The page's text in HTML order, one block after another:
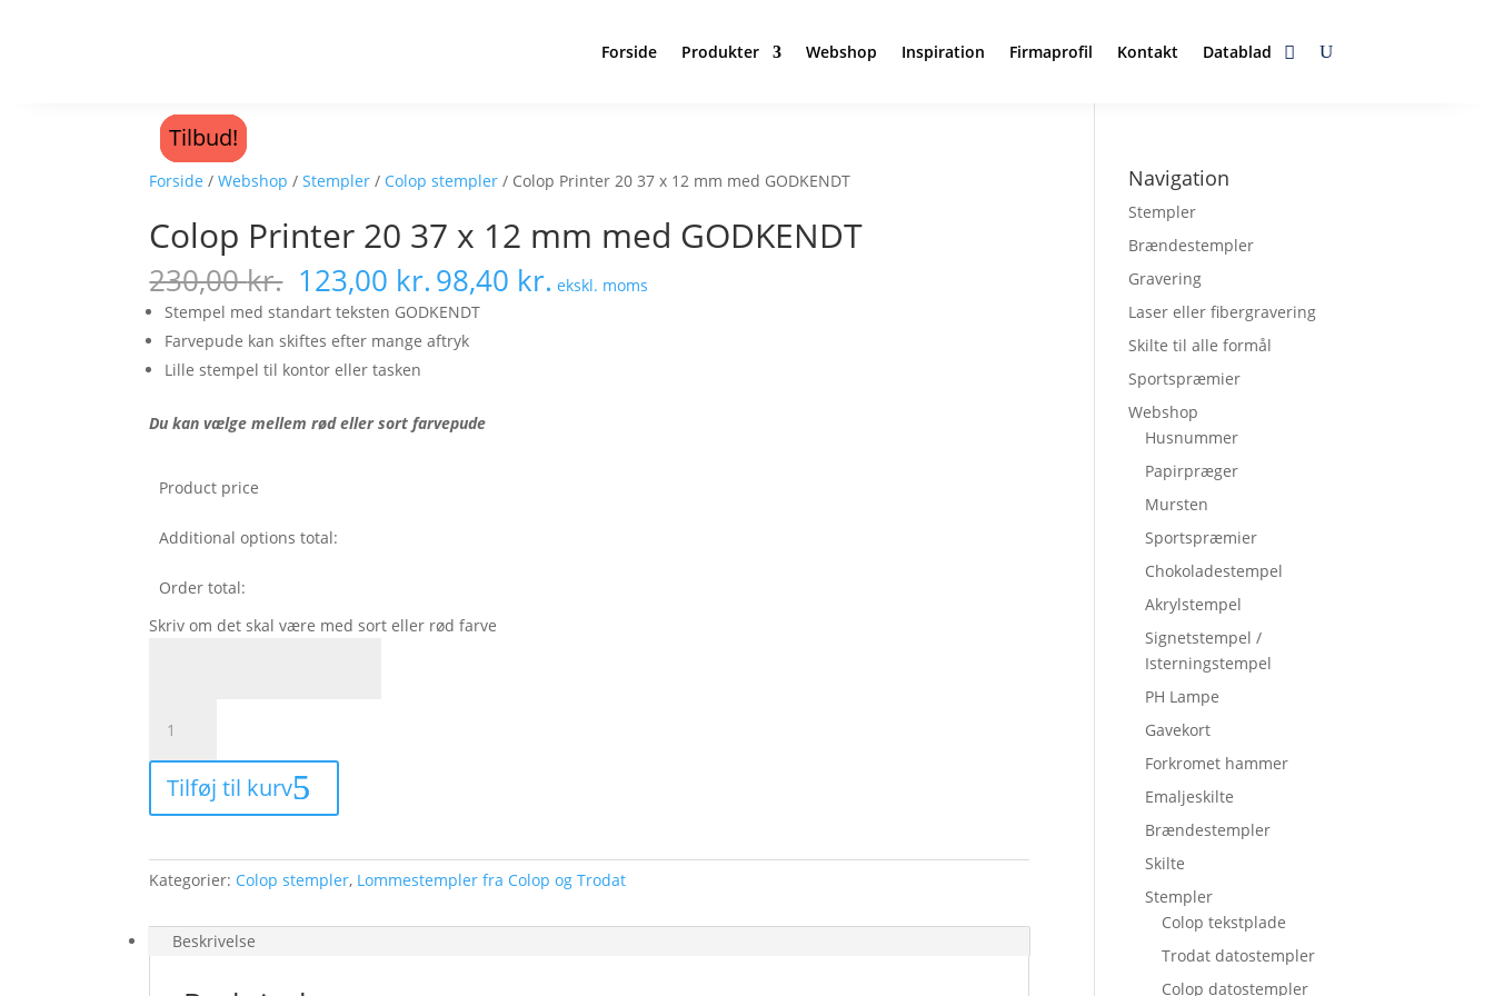
Forside Produkter Webshop Inspiration Firmaprofil Kontakt Datablad
Forside /Webshop /Stempler / Colop stempler / Colop Printer 20 37 x 12 mm med GODKENDT
Tilbud!
Colop Printer 20 37 x 12 mm med GODKENDT
230,00kr. 123,00 kr.98,40 kr. ekskl. moms
Stempel med standart teksten GODKENDT
Farvepude kan skiftes efter mange aftryk
Lille stempel til kontor eller tasken
Du kan vælge mellem rød eller sort farvepude
Product price
Additional options total:
Order total:
Skriv om det skal være med sort eller rød farve
Printer
20
x
mm
med
antal
Tilføj til kurv
Kategorier: Colop stempler, Lommestempler fra Colop og Trodat
Beskrivelse
Tilbud!
Tilbud!
Tilbud!
Navigation
Stempler
Brændestempler
Gravering
Laser eller fibergravering
Skilte til alle formål
Sportspræmier
Webshop
Husnummer
Papirpræger
Mursten
Sportspræmier
Chokoladestempel
Akrylstempel
Signetstempel /
Isterningstempel
PH Lampe
Gavekort
Forkromet hammer
Emaljeskilte
Brændestempler
Skilte
Stempler
Colop tekstplade
Trodat datostempler
Colop datostempler